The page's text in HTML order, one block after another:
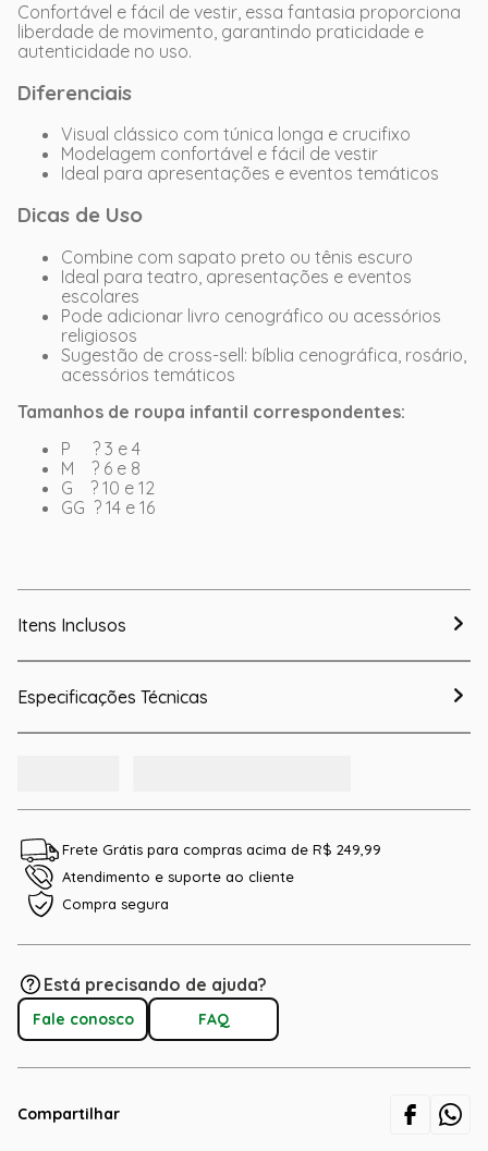
Confortável e fácil de vestir, essa fantasia proporciona
liberdade de movimento, garantindo praticidade e
autenticidade no uso.
Diferenciais
Visual clássico com túnica longa e crucifixo
Modelagem confortável e fácil de vestir
Ideal para apresentações e eventos temáticos
Dicas de Uso
Combine com sapato preto ou tênis escuro
Ideal para teatro, apresentações e eventos
escolares
Pode adicionar livro cenográfico ou acessórios
religiosos
Sugestão de cross-sell: bíblia cenográfica, rosário,
acessórios temáticos
Tamanhos de roupa infantil correspondentes:
P ? 3 e 4
M ? 6 e 8
G ? 10 e 12
GG ? 14 e 16
Itens Inclusos
Especificações Técnicas
Frete Grátis para compras acima de R$ 249,99
Atendimento e suporte ao cliente
Compra segura
Está precisando de ajuda?
Fale conosco FAQ
Compartilhar